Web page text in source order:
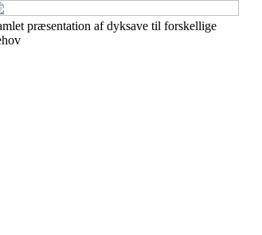
præsentation af dyksave til forskellige